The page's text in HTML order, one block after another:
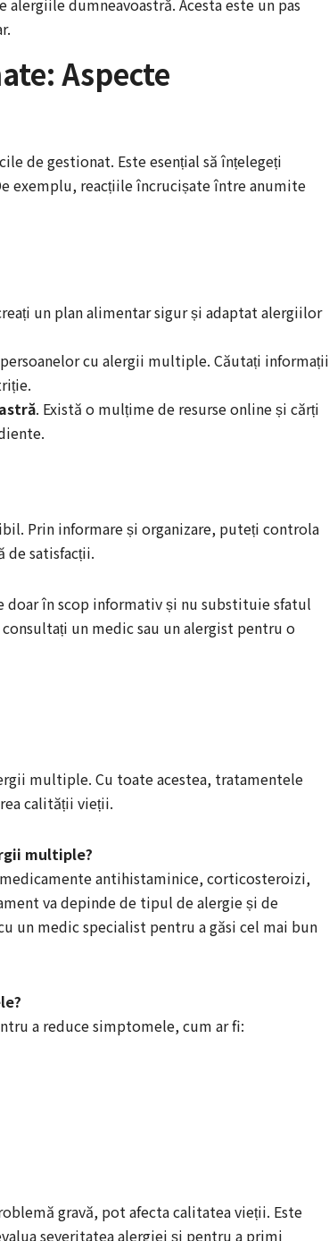
alergiile dumneavoastră. Acesta este un pas
Aspecte
de gestionat. Este esențial să înțelegeți
exemplu, reacțiile încrucișate între anumite
un plan alimentar sigur și adaptat alergiilor
cu alergii multiple. Căutați informații
. Există o mulțime de resurse online și cărți
Prin informare și organizare, puteți controla
de satisfacții.
în scop informativ și nu substituie sfatul
un medic sau un alergist pentru o
multiple. Cu toate acestea, tratamentele
calității vieții.
multiple?
antihistaminice, corticosteroizi,
va depinde de tipul de alergie și de
un medic specialist pentru a găsi cel mai bun
a reduce simptomele, cum ar fi:
gravă, pot afecta calitatea vieții. Este
severitatea alergiei și pentru a primi